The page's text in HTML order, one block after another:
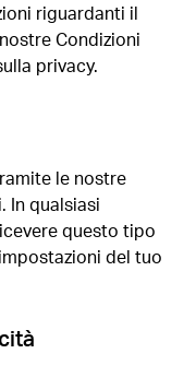
riguardanti il
Condizioni
privacy.
le nostre
In qualsiasi
questo tipo
del tuo